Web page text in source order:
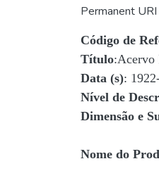
Permanent
Código de
Título:Acervo
Data (s):
Nível de
Dimensão e
Nome do